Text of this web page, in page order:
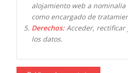
alojamiento web a nominalia
como encargado de
Derechos:Acceder, rectificar
los datos.